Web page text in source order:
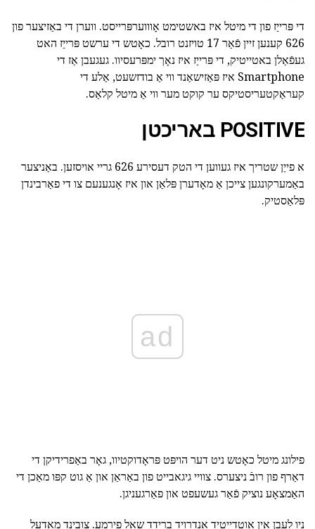
די פּרייַז פון די מיטל איז באשטימט אָוווערפּרייסט. ווערן די באַזיצער פון
626 קענען זיין פֿאַר 17 טויזנט רובל. כאָטש די ערשט פּרייַז האט
געפֿאַלן באטייטיק, די פּרייַז איז נאָך ימפּרעסיוו. געגעבן אַז די
Smartphone איז פּאַזישאַנד ווי אַ בודזשעט, אַלע די
קעראַקטעריסטיקס ער קוקט מער ווי אַ מיטל קלאַס.
POSITIVE באריכטן
א פייַן שטריך איז געווען די הטק דעסירע 626 גריי אויסזען. באַניצער
באַמערקונגען צייכן אַ מאָדערן פּלאַן און איז אָנגענעם צו די פאַרבינדן
פּלאַסטיק.
ad
פילונג מיטל כאָטש ניט דער הויפּט פּראָדוקטיוו, גאָר באַפרידיקן די
דאַרף פון רובֿ ניצערס. צוויי גיגאבייט פון באַראַן און אַ גוט קפּו מאַכן די
האַמצאָע נוציק פֿאַר געשעפט און פאַרגעניגן.
ניו לעבן אין אַוטדייטיד אַנדרויד ברידד שאָל פירמע. צובינד מאָדעל